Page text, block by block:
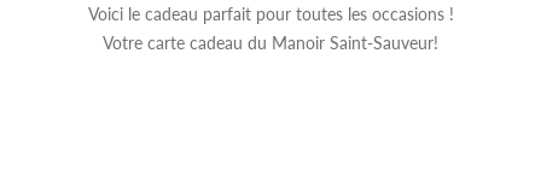
Voici le cadeau parfait pour toutes les occasions !
Votre carte cadeau du Manoir Saint-Sauveur!